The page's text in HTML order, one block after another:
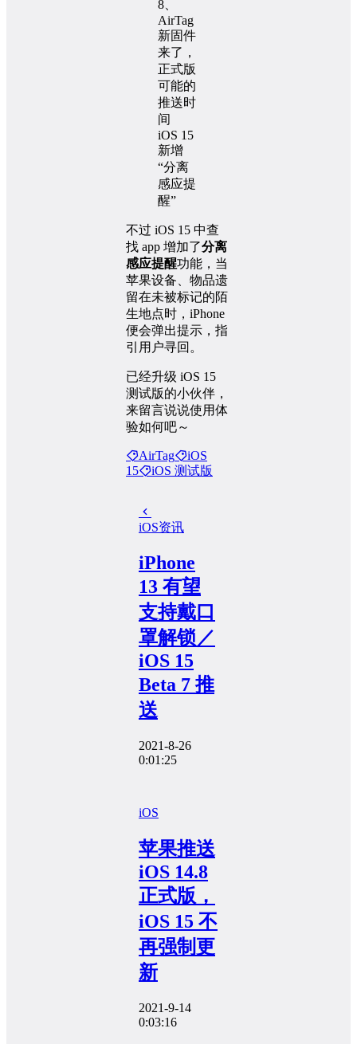
iOS 15
新增
“分离
感应提
醒”
不过 iOS 15 中查
找 app 增加了分离
感应提醒功能，当
苹果设备、物品遗
留在未被标记的陌
生地点时，iPhone
便会弹出提示，指
引用户寻回。
已经升级 iOS 15
测试版的小伙伴，
来留言说说使用体
验如何吧～
AirTag
iOS
15
iOS 测试版
iOS资讯
iPhone
13 有望
支持戴口
罩解锁／
iOS 15
Beta 7 推
送
2021-8-26
0:01:25
iOS
苹果推送
iOS 14.8
正式版，
iOS 15 不
再强制更
新
2021-9-14
0:03:16